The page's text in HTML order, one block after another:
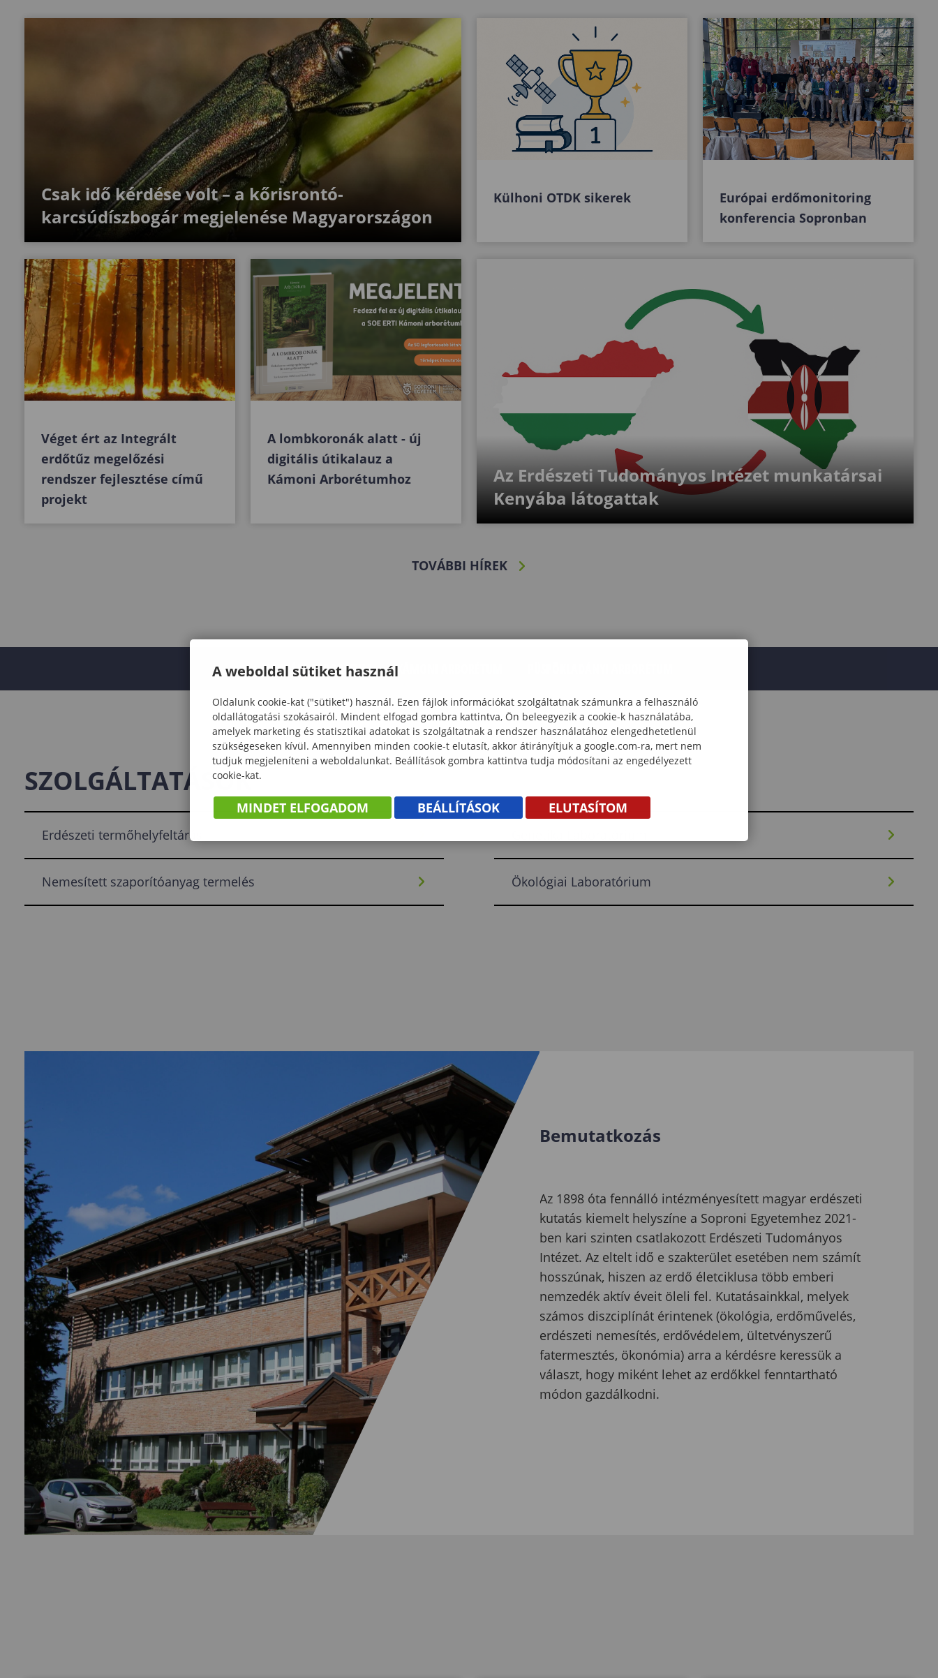
Csak idő kérdése volt – a kőrisrontó-
karcsúdíszbogár megjelenése Magyarországon
Külhoni OTDK sikerek
Európai erdőmonitoring
konferencia Sopronban
Véget ért az Integrált
erdőtűz megelőzési
rendszer fejlesztése című
projekt
A lombkoronák alatt - új
digitális útikalauz a
Kámoni Arborétumhoz
Az Erdészeti Tudományos Intézet munkatársai
Kenyába látogattak
TOVÁBBI HÍREK
SÁRVÁRI ARBORÉTUM KÁMONI ARBORÉTUM
SZOLGÁLTATÁSOK
Erdészeti termőhelyfeltárás
Nemesített szaporítóanyag termelés Ökológiai Laboratórium
Bemutatkozás
Az 1898 óta fennálló intézményesített magyar erdészeti
kutatás kiemelt helyszíne a Soproni Egyetemhez 2021-
ben kari szinten csatlakozott Erdészeti Tudományos
Intézet. Az eltelt idő e szakterület esetében nem számít
hosszúnak, hiszen az erdő életciklusa több emberi
nemzedék aktív éveit öleli fel. Kutatásainkkal, melyek
számos diszciplínát érintenek (ökológia, erdőművelés,
erdészeti nemesítés, erdővédelem, ültetvényszerű
fatermesztés, ökonómia) arra a kérdésre keressük a
választ, hogy miként lehet az erdőkkel fenntartható
módon gazdálkodni.
A weboldal sütiket használ
Oldalunk cookie-kat ("sütiket") használ. Ezen fájlok információkat szolgáltatnak számunkra a felhasználó
oldallátogatási szokásairól. Mindent elfogad gombra kattintva, Ön beleegyezik a cookie-k használatába,
amelyek marketing és statisztikai adatokat is szolgáltatnak a rendszer használatához elengedhetetlenül
szükségeseken kívül. Amennyiben minden cookie-t elutasít, akkor átirányítjuk a google.com-ra, mert nem
tudjuk megjeleníteni a weboldalunkat. Beállítások gombra kattintva tudja módosítani az engedélyezett
cookie-kat.
MINDET ELFOGADOM BEÁLLÍTÁSOK ELUTASÍTOM